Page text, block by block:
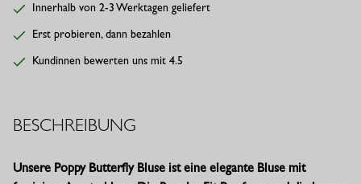
Innerhalb von 2-3 Werktagen geliefert
Erst probieren, dann bezahlen
Kundinnen bewerten uns mit 4.5
BESCHREIBUNG
Unsere Poppy Butterfly Bluse ist eine elegante Bluse mit